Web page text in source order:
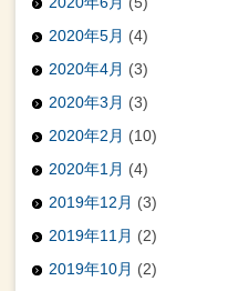
2020年5月 (4)
2020年4月 (3)
2020年3月 (3)
2020年2月 (10)
2020年1月 (4)
2019年12月 (3)
2019年11月 (2)
2019年10月 (2)